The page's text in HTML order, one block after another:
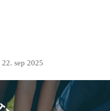
22. sep 2025